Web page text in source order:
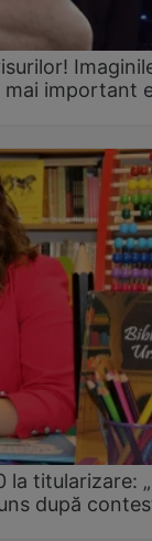
mai important
la titularizare:
după